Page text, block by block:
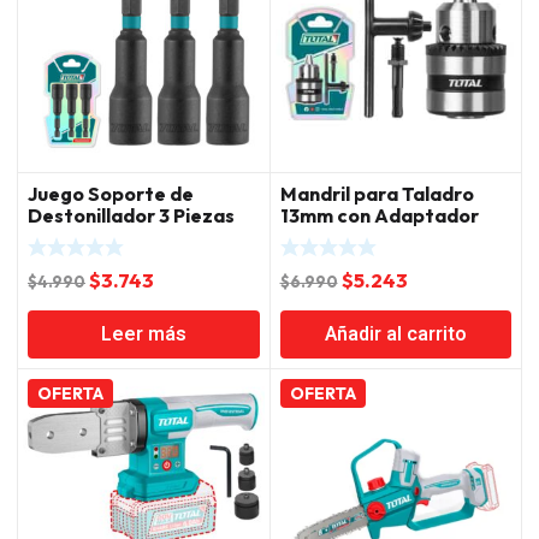
Juego Soporte de
Destonillador 3 Piezas
65mm Total
$4.990El
precio
original
era:
$4.990.
$3.743
precio
actual
es:
$3.743.
Leer más
Mandril para Taladro
13mm con Adaptador
Total
$6.990 El
precio
original
era:
$6.990.
$5.243El
precio
actual
es:
Añadir al carrito
OFERTA OFERTA